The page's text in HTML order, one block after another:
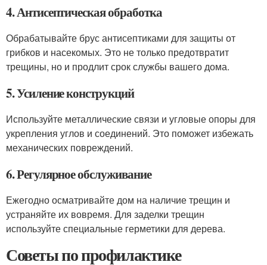
4. Антисептическая обработка
Обрабатывайте брус антисептиками для защиты от
грибков и насекомых. Это не только предотвратит
трещины, но и продлит срок службы вашего дома.
5. Усиление конструкций
Используйте металлические связи и угловые опоры для
укрепления углов и соединений. Это поможет избежать
механических повреждений.
6. Регулярное обслуживание
Ежегодно осматривайте дом на наличие трещин и
устраняйте их вовремя. Для заделки трещин
используйте специальные герметики для дерева.
Советы по профилактике